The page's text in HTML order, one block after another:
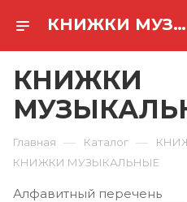
КНИЖКИ МУЗЫКАЛЬНЫЕ
КНИЖКИ
Главная — Каталог —
КНИЖКИ МУЗЫКАЛЬНЫЕ
Алфавитный перечень